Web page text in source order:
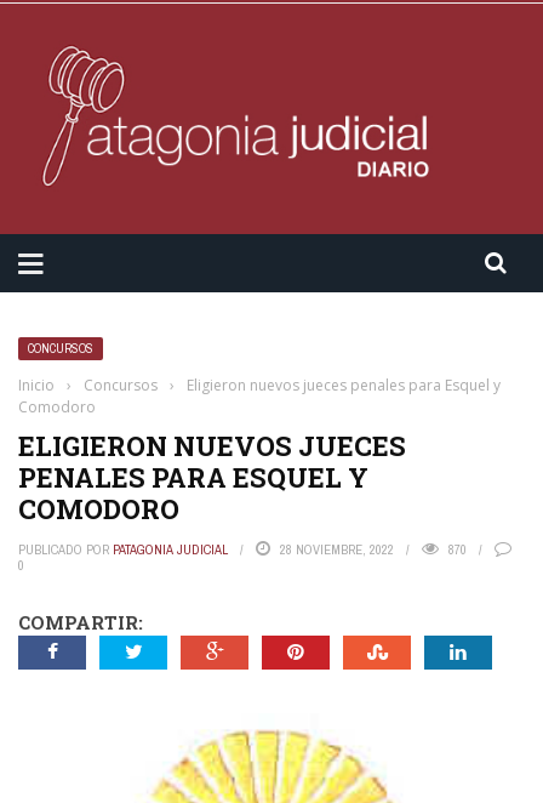
CONCURSOS
Inicio › Concursos ›
Eligieron nuevos jueces penales para Esquel y
Comodoro
ELIGIERON NUEVOS JUECES
PENALES PARA ESQUEL Y
COMODORO
PUBLICADO POR PATAGONIA JUDICIAL 28 NOVIEMBRE, 2022
870
0
COMPARTIR: